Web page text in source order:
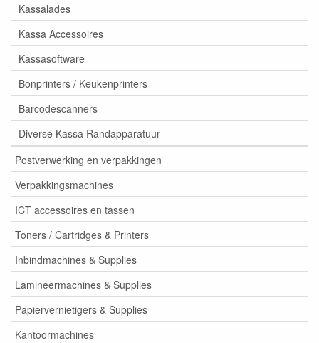
Kassalades
Kassa Accessoires
Kassasoftware
Bonprinters / Keukenprinters
Barcodescanners
Diverse Kassa Randapparatuur
Postverwerking en verpakkingen
Verpakkingsmachines
ICT accessoires en tassen
Toners / Cartridges & Printers
Inbindmachines & Supplies
Lamineermachines & Supplies
Papiervernietigers & Supplies
Kantoormachines